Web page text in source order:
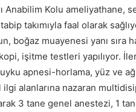
Anabilim Kolu
takımıyla faal olarak
boğaz muayenesi yanı
işitme testleri yapılıyor.
apnesi-horlama, yüz ve
alanlarına nazaran
3 tane genel anestezi, 1